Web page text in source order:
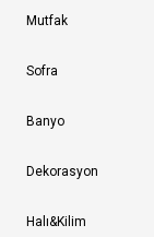
Mutfak
Sofra
Banyo
Dekorasyon
Halı&Kilim